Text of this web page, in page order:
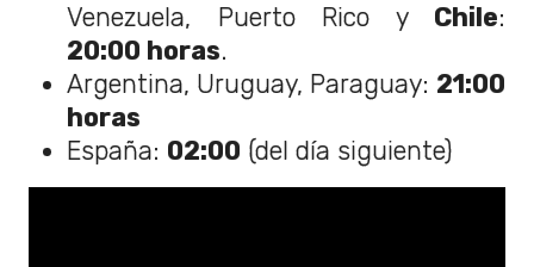
Venezuela, Puerto Rico y Chile:
20:00 horas.
Argentina, Uruguay, Paraguay: 21:00
horas
España: 02:00 (del día siguiente)